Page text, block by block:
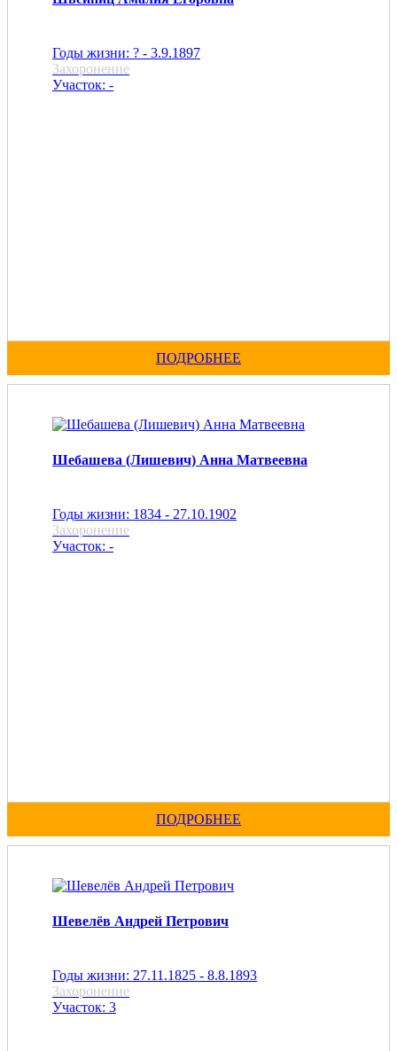
Годы жизни: ? - 3.9.1897
Захоронение
Участок: -
ПОДРОБНЕЕ
Шебашева (Лишевич) Анна Матвеевна
Годы жизни: 1834 - 27.10.1902
Захоронение
Участок: -
ПОДРОБНЕЕ
Шевелёв Андрей Петрович
Годы жизни: 27.11.1825 - 8.8.1893
Захоронение
Участок: 3